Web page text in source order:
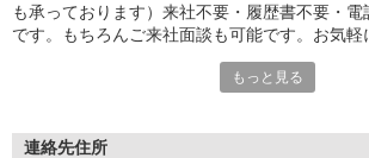
も承っております）来社不要・履歴書不要・
です。もちろんご来社面談も可能です。お気軽
もっと見る
連絡先住所